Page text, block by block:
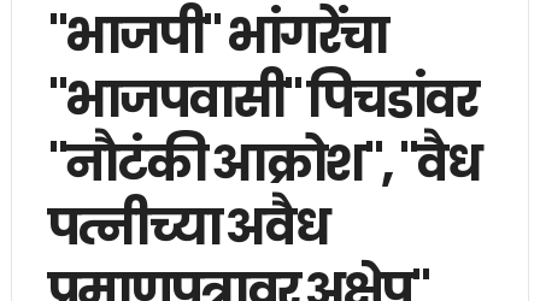
"भाजपी" भांगरेंचा
"भाजपवासी" पिचडांवर
"नाैटंकी आक्रोश", "वैध
पत्नीच्या अवैध